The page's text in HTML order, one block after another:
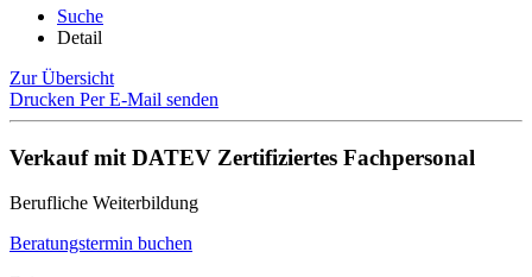
Suche
Detail
Zur Übersicht
Drucken Per E-Mail senden
Verkauf mit DATEV Zertifiziertes Fachpersonal
Berufliche Weiterbildung
Beratungstermin buchen